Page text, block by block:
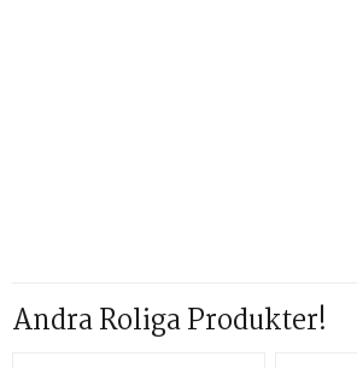
Andra Roliga Produkter!